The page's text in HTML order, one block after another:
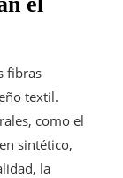
fibras
textil.
como el
sintético,
la